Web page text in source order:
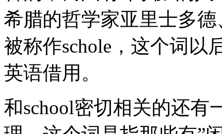
希腊的哲学家亚里士多
被称作schole，这个词以
英语借用。
和school密切相关的还有